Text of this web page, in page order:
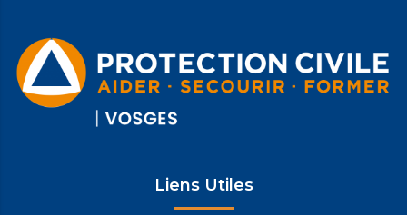
Liens Utiles